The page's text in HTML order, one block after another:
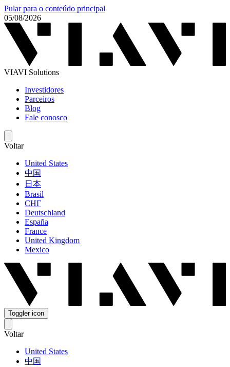
Pular para o conteúdo principal
05/08/2026
VIAVI Solutions
Investidores
Parceiros
Blog
Fale conosco
Voltar
United States
中国
日本
Brasil
СНГ
Deutschland
España
France
United Kingdom
Mexico
Toggler icon
Voltar
United States
中国